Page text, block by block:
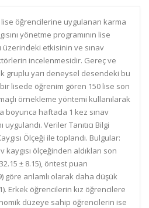
lise öğrencilerine uygulanan karma
yönetme programının lise
üzerindeki etkisinin ve sınav
incelenmesidir. Gereç ve
gruplu yarı deneysel desendeki bu
lisede öğrenim gören 150 lise son
örnekleme yöntemi kullanılarak
boyunca haftada 1 kez sınav
uygulandı. Veriler Tanıtıcı Bilgi
Ölçeği ile toplandı. Bulgular:
ölçeğinden aldıkları son
± 8.15), öntest puan
göre anlamlı olarak daha düşük
Erkek öğrencilerin kız öğrencilere
düzeye sahip öğrencilerin ise